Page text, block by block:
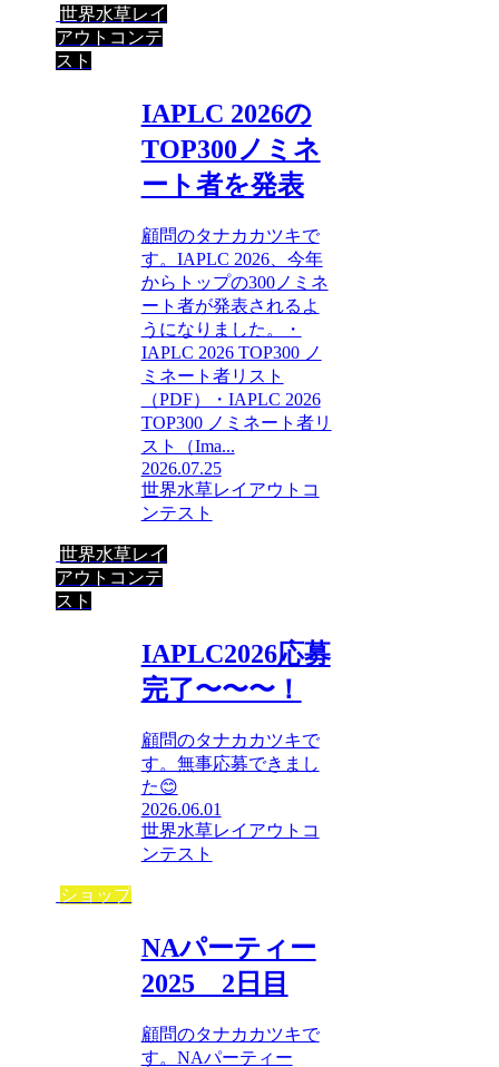
世界水草レイ
アウトコンテ
スト
IAPLC 2026の
TOP300ノミネ
ート者を発表
顧問のタナカカツキで
す。IAPLC 2026、今年
からトップの300ノミネ
ート者が発表されるよ
うになりました。・
IAPLC 2026 TOP300 ノ
ミネート者リスト
（PDF）・IAPLC 2026
TOP300 ノミネート者リ
スト（Ima...
2026.07.25
世界水草レイアウトコ
ンテスト
世界水草レイ
アウトコンテ
スト
IAPLC2026応募
完了〜〜〜！
顧問のタナカカツキで
す。無事応募できまし
た😊
2026.06.01
世界水草レイアウトコ
ンテスト
ショップ
NAパーティー
2025 2日目
顧問のタナカカツキで
す。NAパーティー